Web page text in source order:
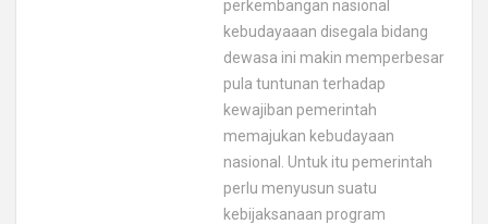
perkembangan nasional
kebudayaaan disegala bidang
dewasa ini makin memperbesar
pula tuntunan terhadap
kewajiban pemerintah
memajukan kebudayaan
nasional. Untuk itu pemerintah
perlu menyusun suatu
kebijaksanaan program